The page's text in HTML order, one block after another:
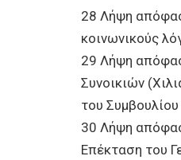
28 Λήψη
κοινωνικούς
29 Λήψη
Συνοικιών
του
30 Λήψη
Επέκταση του